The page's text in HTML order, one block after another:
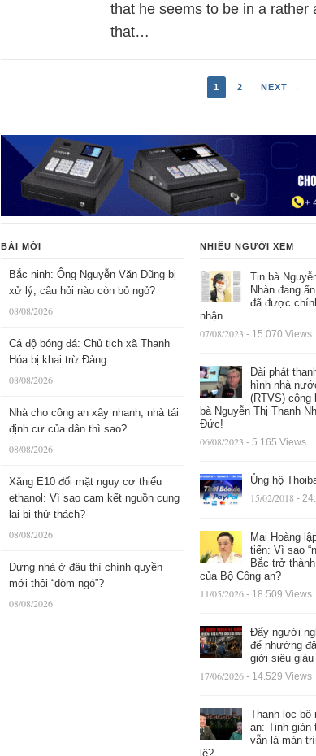
that he seems to be in a rather
that…
1 2 NEXT →
BÀI MỚI
Bắc ninh: Ông Nguyễn Văn Dũng bị
xử lý, câu hỏi nào còn bỏ ngỏ?
08/08/2026
Cá độ bóng đá: Chủ tịch xã Thanh
Hóa bị khai trừ Đảng
08/08/2026
Nhà cho công an xây nhanh, nhà tái
định cư của dân thì sao?
08/08/2026
Xăng E10 đối mặt nguy cơ thiếu
ethanol: Vì sao cam kết nguồn cung
lại bị thử thách?
08/08/2026
Dựng nhà ở đâu thì chính quyền
mới thôi “dòm ngó”?
08/08/2026
NHIỀU NGƯỜI XEM
Tin bà
Nhàn đang
đã được
nhận
07/08/2023 - 15.070 Views
Đài phát
hình nhà
(RTVS) công
bà Nguyễn Thị Thanh
Đức!
06/08/2023 - 5.165 Views
Ủng hộ
15/02/2018 -
Mai Hoàng
tiến: Vì sao
Bắc trở
của Bộ Công an?
11/05/2026 - 18.509 Views
Đẩy người
để nhường
giới siêu giàu
17/06/2026 - 14.529 Views
Thanh lọc bộ
an: Tinh giản
vẫn là màn
lệ?